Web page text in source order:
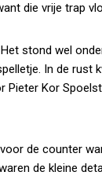
die vrije trap
stond wel
In de rust
Pieter Kor
de counter
de kleine